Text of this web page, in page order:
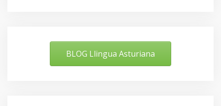
BLOG Llingua Asturiana